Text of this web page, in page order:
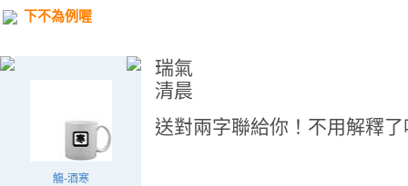
下不為例喔
觴-酒寒
瑞氣
清晨
送對兩字聯給你！不用解釋了